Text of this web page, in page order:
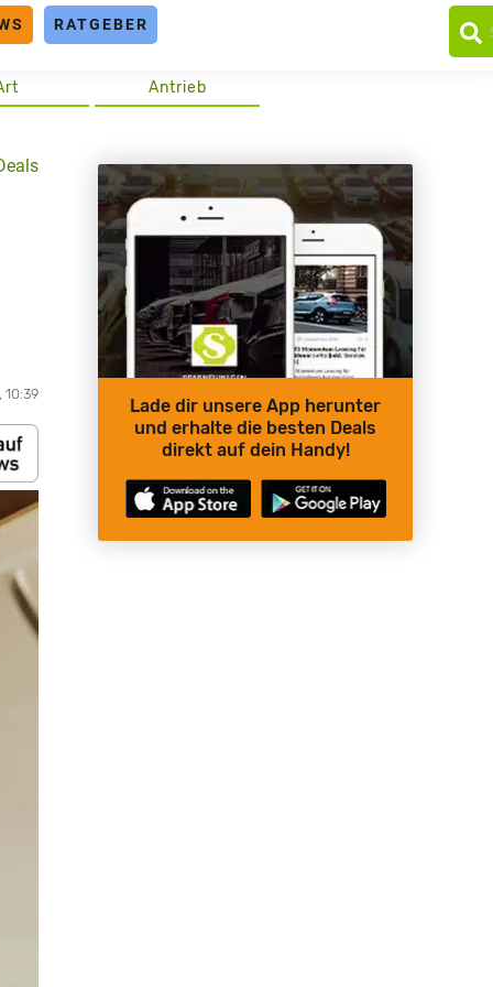
RATGEBER
Antrieb
10:39
Lade dir unsere App herunter
und erhalte die besten Deals
direkt auf dein Handy!